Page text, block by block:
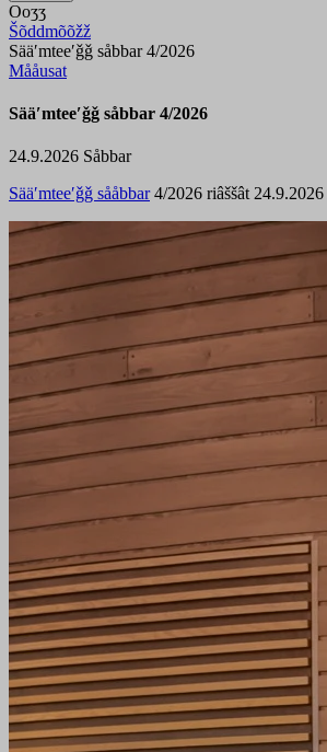
Ooʒʒ
Šõddmõõžž
Sääʹmteeʹǧǧ såbbar 4/2026
Mååusat
Sääʹmteeʹǧǧ såbbar 4/2026
24.9.2026 Såbbar
Sääʹmteeʹǧǧ sååbbar4/2026 riâššât 24.9.2026